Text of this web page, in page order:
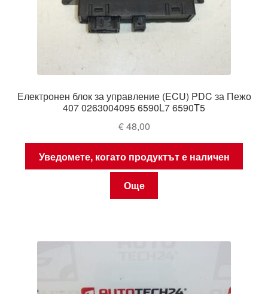
Електронен блок за управление (ECU) PDC за Пежо
407 0263004095 6590L7 6590T5
€48,00
Уведомете, когато продуктът е наличен
Още